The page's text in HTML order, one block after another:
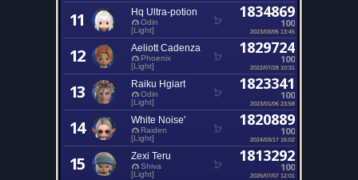
11 Hq Ultra-potion
Odin
[Light]
1834869
100
2023/03/05 13:45
12 Aeliott Cadenza
Phoenix
[Light]
1829724
100
2022/07/28 10:31
13 Raiku Hgiart
Odin
[Light]
1823341
100
2023/01/06 23:58
14 White Noise'
Raiden
[Light]
1820889
100
2024/03/17 16:02
15 Zexi Teru
Shiva
[Light]
1813292
100
2026/07/07 12:01